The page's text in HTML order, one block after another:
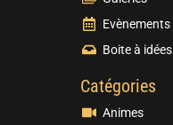
Evènements
Boite à idées
Catégories
Animes